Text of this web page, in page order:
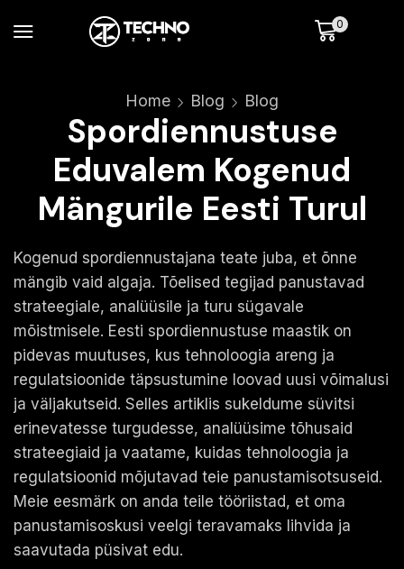
0
Home Blog Blog
Spordiennustuse
Eduvalem Kogenud
Mängurile Eesti Turul
Kogenud spordiennustajana teate juba, et õnne
mängib vaid algaja. Tõelised tegijad panustavad
strateegiale, analüüsile ja turu sügavale
mõistmisele. Eesti spordiennustuse maastik on
pidevas muutuses, kus tehnoloogia areng ja
regulatsioonide täpsustumine loovad uusi võimalusi
ja väljakutseid. Selles artiklis sukeldume süvitsi
erinevatesse turgudesse, analüüsime tõhusaid
strateegiaid ja vaatame, kuidas tehnoloogia ja
regulatsioonid mõjutavad teie panustamisotsuseid.
Meie eesmärk on anda teile tööriistad, et oma
panustamisoskusi veelgi teravamaks lihvida ja
saavutada püsivat edu.